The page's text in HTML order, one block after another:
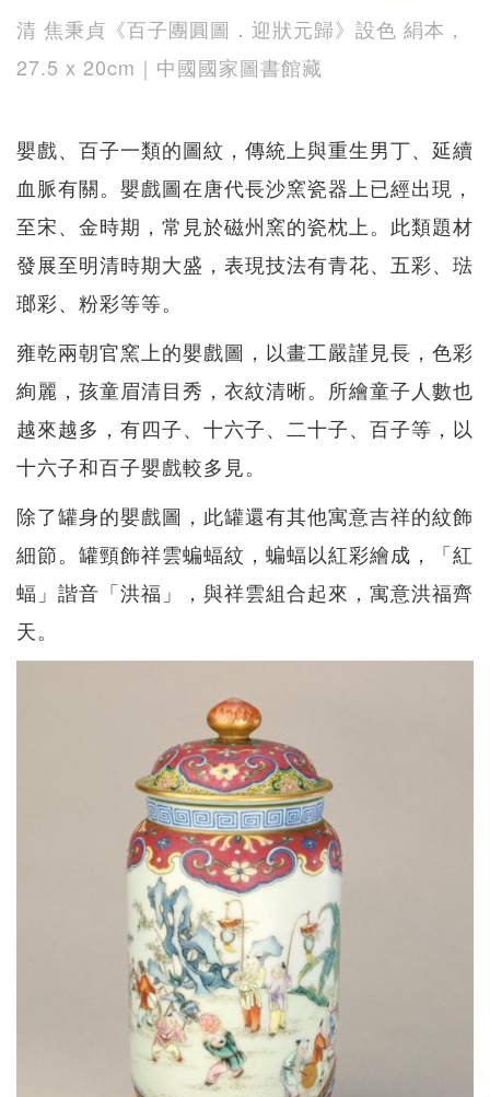
清 焦秉貞《百子團圓圖．迎狀元歸》設色 絹本，
27.5 x 20cm｜中國國家圖書館藏
嬰戲、百子一類的圖紋，傳統上與重生男丁、延續
血脈有關。嬰戲圖在唐代長沙窯瓷器上已經出現，
至宋、金時期，常見於磁州窯的瓷枕上。此類題材
發展至明清時期大盛，表現技法有青花、五彩、琺
瑯彩、粉彩等等。
雍乾兩朝官窯上的嬰戲圖，以畫工嚴謹見長，色彩
絢麗，孩童眉清目秀，衣紋清晰。所繪童子人數也
越來越多，有四子、十六子、二十子、百子等，以
十六子和百子嬰戲較多見。
除了罐身的嬰戲圖，此罐還有其他寓意吉祥的紋飾
細節。罐頸飾祥雲蝙蝠紋，蝙蝠以紅彩繪成，「紅
蝠」諧音「洪福」，與祥雲組合起來，寓意洪福齊
天。